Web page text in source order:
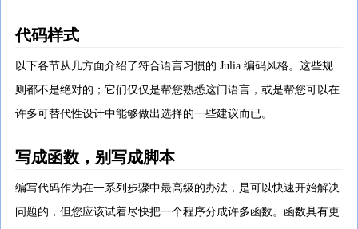
代码样式
以下各节从几方面介绍了符合语言习惯的 Julia 编码风格。这些规
则都不是绝对的；它们仅仅是帮您熟悉这门语言，或是帮您可以在
许多可替代性设计中能够做出选择的一些建议而已。
写成函数，别写成脚本
编写代码作为在一系列步骤中最高级的办法，是可以快速开始解决
问题的，但您应该试着尽快把一个程序分成许多函数。函数具有更